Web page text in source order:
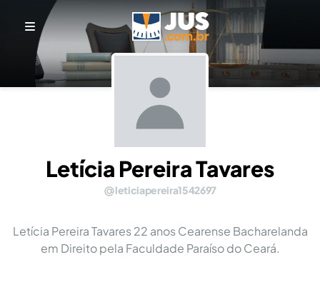
Letícia Pereira Tavares
leticiapereira1542697
Letícia Pereira Tavares 22 anos Cearense Bacharelanda
em Direito pela Faculdade Paraíso do Ceará.